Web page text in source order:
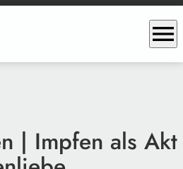
menu
| Impfen als Akt